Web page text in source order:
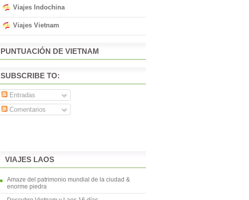
Viajes Indochina
Viajes Vietnam
PUNTUACIÓN DE VIETNAM
SUBSCRIBE TO:
Entradas
Comentarios
VIAJES LAOS
Amaze del patrimonio mundial de la ciudad &
enorme piedra